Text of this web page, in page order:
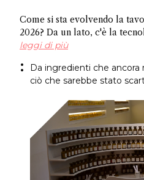
Come si sta evolvendo la
2026? Da un lato, c'è la
dove l'intelligenza artificiale
ricavati da ciò che l'industria
Entrambi i metodi giungono
leggi di più
Da ingredienti che ancora
ciò che sarebbe stato